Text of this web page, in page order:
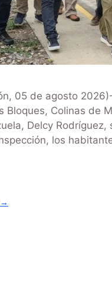
05 de agosto
Bloques, Colinas de
Delcy
los
→